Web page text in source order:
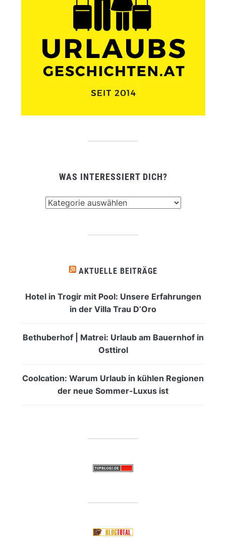
WAS INTERESSIERT DICH?
AKTUELLE BEITRÄGE
Hotel in Trogir mit Pool: Unsere Erfahrungen
in der Villa Trau D’Oro
Bethuberhof | Matrei: Urlaub am Bauernhof in
Osttirol
Coolcation: Warum Urlaub in kühlen Regionen
der neue Sommer-Luxus ist